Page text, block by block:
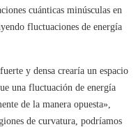
cuánticas minúsculas en
fluctuaciones de energía
y densa crearía un espacio
una fluctuación de energía
de la manera opuesta»,
de curvatura, podríamos